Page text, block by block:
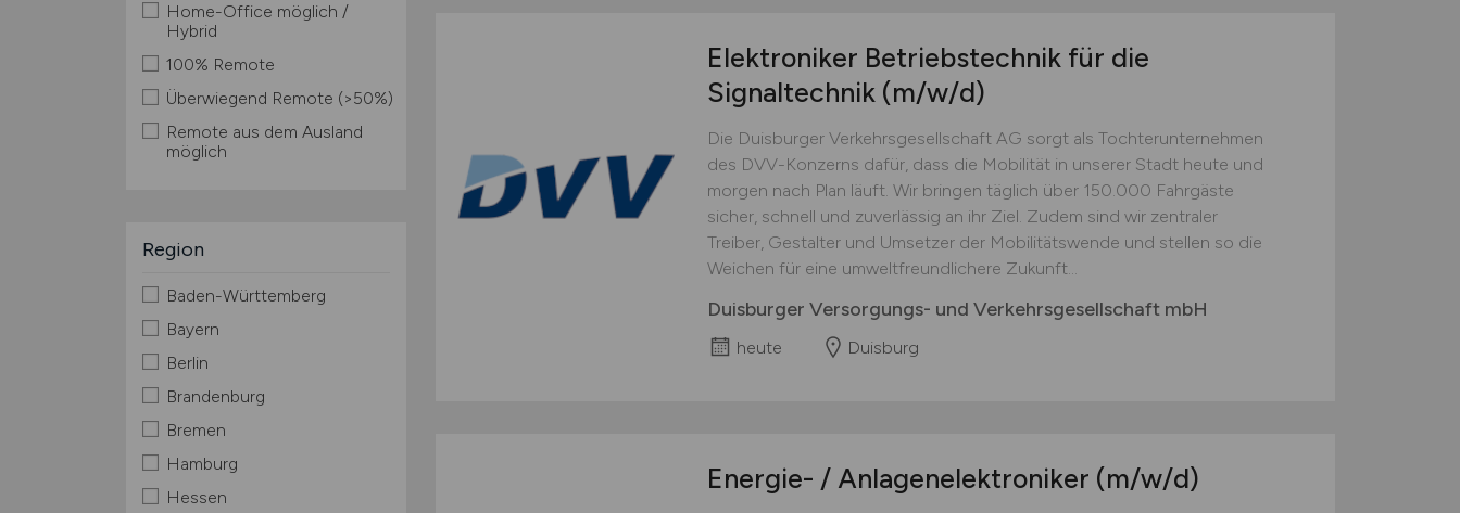
Home-Office möglich /
Hybrid
100% Remote
Überwiegend Remote (>50%)
Remote aus dem Ausland
möglich
Region
Baden-Württemberg
Bayern
Berlin
Brandenburg
Bremen
Hamburg
Hessen
Elektroniker Betriebstechnik für die
Signaltechnik (m/w/d)
Die Duisburger Verkehrsgesellschaft AG sorgt als Tochterunternehmen
des DVV-Konzerns dafür, dass die Mobilität in unserer Stadt heute und
morgen nach Plan läuft. Wir bringen täglich über 150.000 Fahrgäste
sicher, schnell und zuverlässig an ihr Ziel. Zudem sind wir zentraler
Treiber, Gestalter und Umsetzer der Mobilitätswende und stellen so die
Weichen für eine umweltfreundlichere Zukunft...
Duisburger Versorgungs- und Verkehrsgesellschaft mbH
heute Duisburg
Energie- / Anlagenelektroniker (m/w/d)